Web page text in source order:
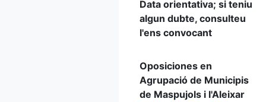
Data orientativa; si teniu
algun dubte, consulteu
l'ens convocant
Oposiciones en
Agrupació de Municipis
de Maspujols i l'Aleixar